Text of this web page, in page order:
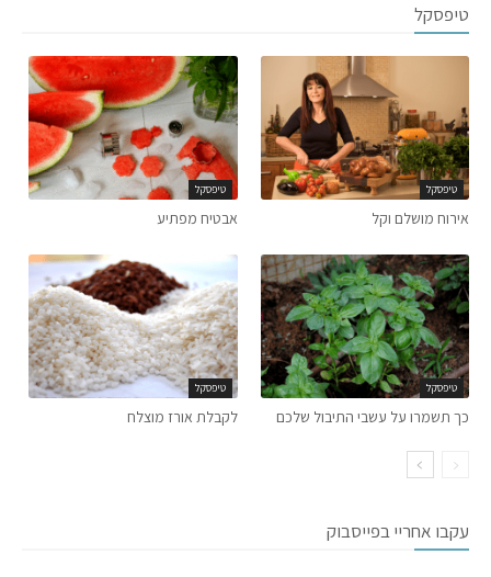
טיפסקל
טיפסקל
אירוח מושלם וקל
טיפסקל
אבטיח מפתיע
טיפסקל
כך תשמרו על עשבי התיבול שלכם
טיפסקל
לקבלת אורז מוצלח
עקבו אחריי בפייסבוק